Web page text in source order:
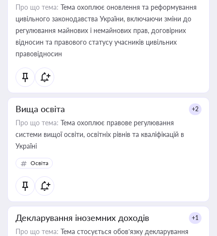
Про що тема: Тема охоплює оновлення та реформування
цивільного законодавства України, включаючи зміни до
регулювання майнових і немайнових прав, договірних
відносин та правового статусу учасників цивільних
правовідносин
Вища освіта +2
Про що тема: Тема охоплює правове регулювання
системи вищої освіти, освітніх рівнів та кваліфікацій в
Україні
Освіта
Декларування іноземних доходів +1
Про що тема: Тема стосується обов’язку декларування